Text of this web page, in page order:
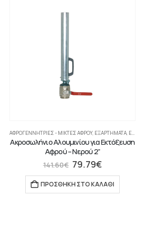
ΑΦΡΟΓΕΝΝΉΤΡΙΕΣ - ΜΊΚΤΕΣ ΑΦΡΟΎ, ΕΞΑΡΤΗΜΑΤΑ, ΕΡΜΆΡΙΑ-ΕΞΑΡΤΉΜΑΤΑ
Ακροσωλήνιο Αλουμινίου για Εκτόξευση
Αφρού – Νερού 2”
141.60€ 79.79€
ΠΡΟΣΘΉΚΗ ΣΤΟ ΚΑΛΆΘΙ